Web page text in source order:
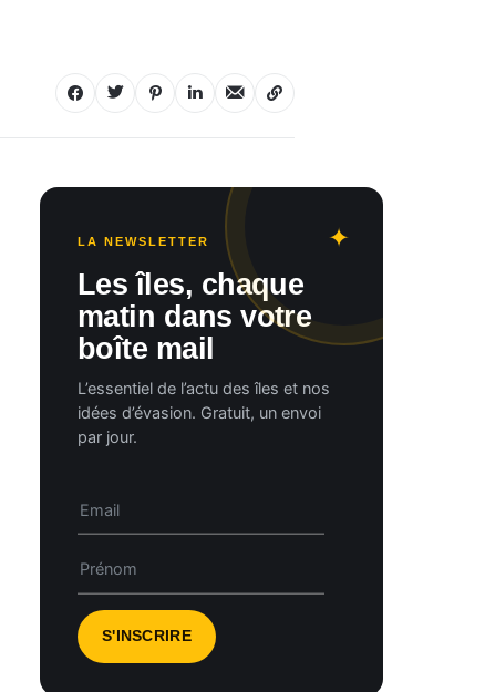
LA NEWSLETTER
Les îles, chaque
matin dans votre
boîte mail
L’essentiel de l’actu des îles et nos
idées d’évasion. Gratuit, un envoi
par jour.